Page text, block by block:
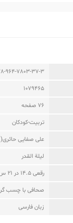
964-7803-37-3
1079465
76 صفحه
تربیت-کودکان
علی صفایی
لیلة القدر
رقعی 14.5 در 21 س
صحافی با چسب
زبان فارسی